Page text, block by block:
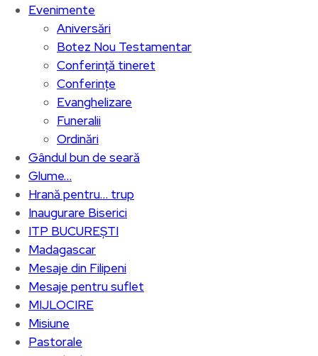
Evenimente
Aniversări
Botez Nou Testamentar
Conferință tineret
Conferințe
Evanghelizare
Funeralii
Ordinări
Gândul bun de seară
Glume…
Hrană pentru… trup
Inaugurare Biserici
ITP BUCUREȘTI
Madagascar
Mesaje din Filipeni
Mesaje pentru suflet
MIJLOCIRE
Misiune
Pastorale